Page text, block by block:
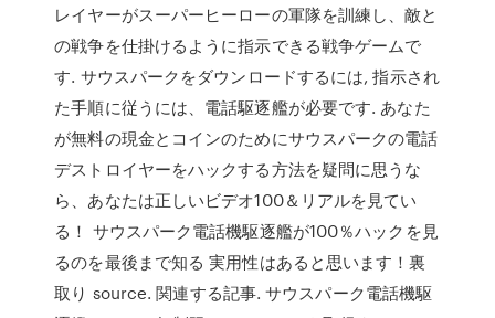
レイヤーがスーパーヒーローの軍隊を訓練し、敵と
の戦争を仕掛けるように指示できる戦争ゲームで
す. サウスパークをダウンロードするには, 指示され
た手順に従うには、電話駆逐艦が必要です. あなた
が無料の現金とコインのためにサウスパークの電話
デストロイヤーをハックする方法を疑問に思うな
ら、あなたは正しいビデオ100＆リアルを見てい
る！ サウスパーク電話機駆逐艦が100％ハックを見
るのを最後まで知る 実用性はあると思います！裏
取り source. 関連する記事. サウスパーク電話機駆